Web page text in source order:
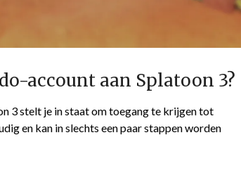
account aan Splatoon 3?
3 stelt je in staat om toegang te krijgen tot
en kan in slechts een paar stappen worden